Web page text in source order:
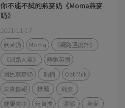
你不能不試的燕麥奶《Moma燕麥
奶》
2021-11-17
燕麥奶 Moma
《網路溫度計》
《網路人氣》
熱銷英國
國民燕麥奶
熱銷
Oat Milk
美食情報
推薦
純素
健康美味
無負擔 濃郁 燕麥